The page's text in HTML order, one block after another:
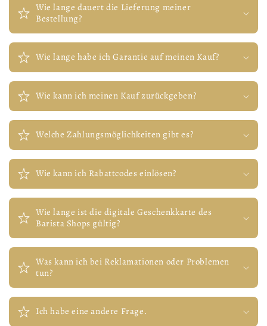
Wie lange dauert die Lieferung meiner
Bestellung?
Wie lange habe ich Garantie auf meinen Kauf?
Wie kann ich meinen Kauf zurückgeben?
Welche Zahlungsmöglichkeiten gibt es?
Wie kann ich Rabattcodes einlösen?
Wie lange ist die digitale Geschenkkarte des
Barista Shops gültig?
Was kann ich bei Reklamationen oder Problemen
tun?
Ich habe eine andere Frage.